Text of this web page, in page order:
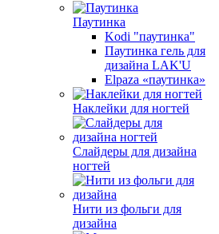
Паутинка
Kodi "паутинка"
Паутинка гель для
дизайна LAK'U
Elpaza «паутинка»
Наклейки для ногтей
Слайдеры для дизайна
ногтей
Нити из фольги для
дизайна